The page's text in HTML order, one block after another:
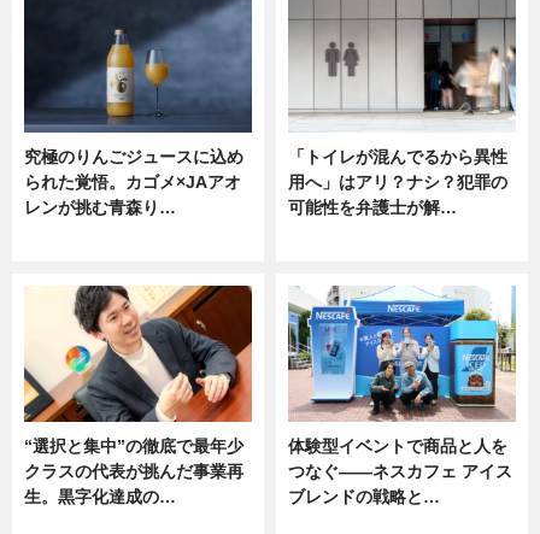
究極のりんごジュースに込め
られた覚悟。カゴメ×JAアオ
レンが挑む青森り…
「トイレが混んでるから異性
用へ」はアリ？ナシ？犯罪の
可能性を弁護士が解…
“選択と集中”の徹底で最年少
クラスの代表が挑んだ事業再
生。黒字化達成の…
体験型イベントで商品と人を
つなぐ――ネスカフェ アイス
ブレンドの戦略と…